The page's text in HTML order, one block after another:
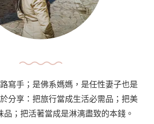
寫手；是佛系媽媽，是任性妻子也是
分享：把旅行當成生活必需品；把美
品；把活著當成是淋漓盡致的本錢。